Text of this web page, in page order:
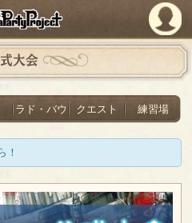
PandoraPartyProject
大会
ラド・バウ クエスト 練習場
！